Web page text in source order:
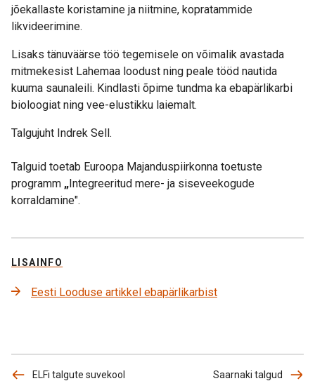
jõekallaste koristamine ja niitmine, kopratammide
likvideerimine.
Lisaks tänuväärse töö tegemisele on võimalik avastada
mitmekesist Lahemaa loodust ning peale tööd nautida
kuuma saunaleili. Kindlasti õpime tundma ka ebapärlikarbi
bioloogiat ning vee-elustikku laiemalt.
Talgujuht Indrek Sell.
Talguid toetab Euroopa Majanduspiirkonna toetuste
programm „Integreeritud mere- ja siseveekogude
korraldamine".
LISAINFO
Eesti Looduse artikkel ebapärlikarbist
ELFi talgute suvekool
Saarnaki talgud